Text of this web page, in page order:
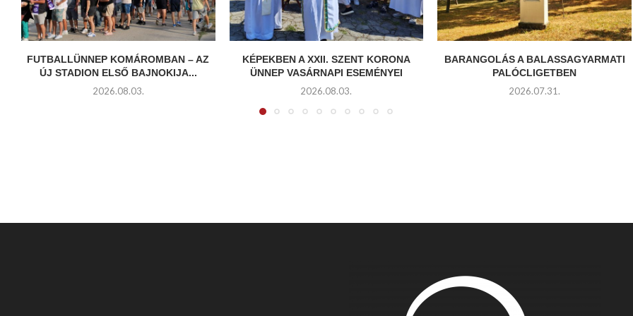
FUTBALLÜNNEP KOMÁROMBAN – AZ
ÚJ STADION ELSŐ BAJNOKIJA...
2026.08.03.
KÉPEKBEN A XXII. SZENT KORONA
ÜNNEP VASÁRNAPI ESEMÉNYEI
2026.08.03.
BARANGOLÁS A BALASSAGYARMATI
PALÓCLIGETBEN
2026.07.31.